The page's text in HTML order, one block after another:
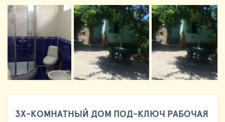
3Х-КОМНАТНЫЙ ДОМ ПОД-КЛЮЧ РАБОЧАЯ